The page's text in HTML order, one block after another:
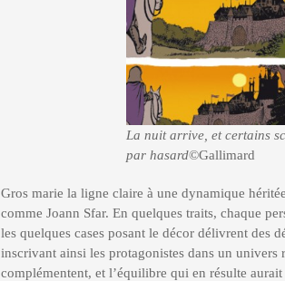
La nuit arrive, et certains
par hasard©Gallimard
Gros marie la ligne claire à une dynamique
comme Joann Sfar. En quelques traits, chaque
les quelques cases posant le décor délivrent des
inscrivant ainsi les protagonistes dans un univers
complémentent, et l’équilibre qui en résulte